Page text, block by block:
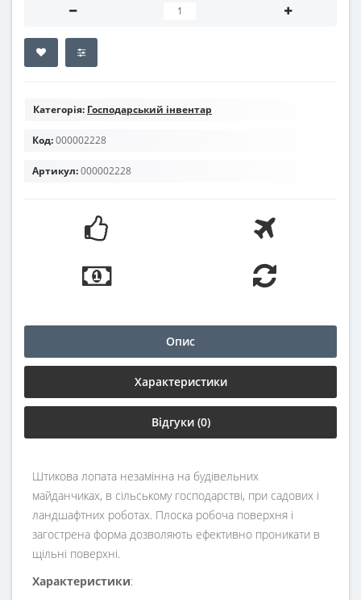
Категорія: Господарський інвентар
Код:000002228
Артикул:000002228
Опис
Характеристики
Відгуки (0)
Штикова лопата незамінна на будівельних
майданчиках, в сільському господарстві, при садових і
ландшафтних роботах. Плоска робоча поверхня і
загострена форма дозволяють ефективно проникати в
щільні поверхні.
Характеристики: